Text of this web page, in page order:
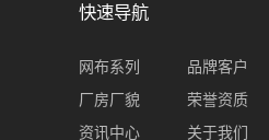
快速导航
网布系列
品牌客户
厂房厂貌
荣誉资质
资讯中心
关于我们